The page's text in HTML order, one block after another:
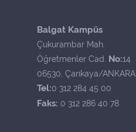
Balgat Kampüs
Çukurambar Mah.
Öğretmenler Cad. No:14
06530, Çankaya/ANKARA
Tel:0 312 284 45 00
Faks: 0 312 286 40 78